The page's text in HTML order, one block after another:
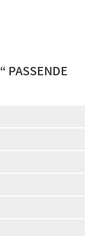
“ PASSENDE